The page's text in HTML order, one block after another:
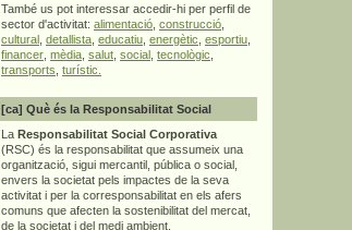
També us pot interessar accedir-hi per perfil de
sector d'activitat: alimentació construcció
cultural detallista educatiu energètic esportiu
financer mèdia salut social tecnològic
transports turístic.
[ca] Què és la Responsabilitat Social
La Responsabilitat Social Corporativa
(RSC) és la responsabilitat que assumeix una
organització, sigui mercantil, pública o social,
envers la societat pels impactes de la seva
activitat i per la corresponsabilitat en els afers
comuns que afecten la sostenibilitat del mercat,
de la societat i del medi ambient.